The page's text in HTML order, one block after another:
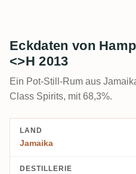
Eckdaten von
<>H 2013
Ein Pot-Still-Rum aus
Class Spirits, mit 68,3%.
LAND
Jamaika
DESTILLERIE